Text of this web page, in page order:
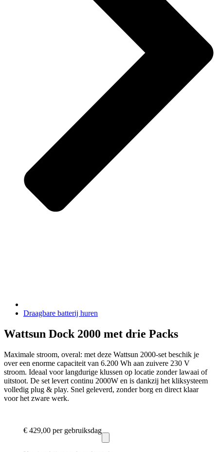
Draagbare batterij huren
Wattsun Dock 2000 met drie Packs
Maximale stroom, overal: met deze Wattsun 2000-set beschik je
over een enorme capaciteit van 6.200 Wh aan zuivere 230 V
stroom. Ideaal voor langdurige klussen op locatie zonder lawaai of
uitstoot. De set levert continu 2000W en is dankzij het kliksysteem
volledig plug & play. Snel geleverd, zonder borg en direct klaar
voor het zware werk.
€ 429,00 per gebruiksdag